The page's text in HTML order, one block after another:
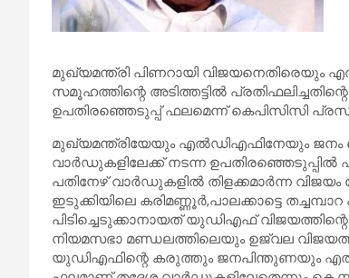
മുഖ്യമന്ത്രി പിണറായി
സമൂഹത്തിന്റെ അടിത്തട്ടില്‍
ഉപതിരഞ്ഞെടുപ്പ് ഫലമെന്ന് കെപിസിസി
മുഖ്യമന്ത്രിയേയും എല്‍ഡിഎഫിനേയും
വാര്‍ഡുകളിലേക്ക് നടന്ന
പതിനേഴ് വാര്‍ഡുകളില്‍ തിളക്കമാര്‍ന്ന വിജയം
ഇടുക്കിയിലെ കരിമണ്ണൂര്‍,പാലക്കാട്ടെ
പിടിച്ചെടുക്കാനായത് യുഡിഎഫ്
നിയമസഭാ മണ്ഡലത്തിലെയും ഉജ്വല
യുഡിഎഫിന്റെ കരുത്തും ജനപിന്തുണയും